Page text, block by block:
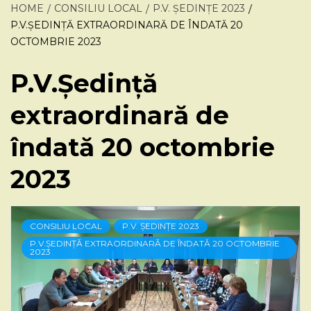
HOME CONSILIU LOCAL
P.V. ȘEDINȚE 2023
P.V.ȘEDINȚĂ EXTRAORDINARĂ DE ÎNDATĂ 20
OCTOMBRIE 2023
P.V.Ședință
extraordinară de
îndată 20 octombrie
2023
CONSILIU LOCAL
P.V. ȘEDINȚE 2023
P.V.ȘEDINȚĂ EXTRAORDINARĂ DE ÎNDATĂ 20 OCTOMBRIE
2023